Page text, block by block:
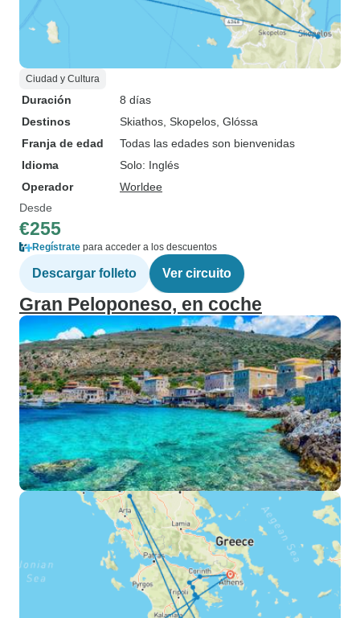
Ciudad y Cultura
Duración
8 días
Destinos
Skiathos , Skopelos , Glóssa
Franja de edad
Todas las edades son bienvenidas
Idioma
Solo: Inglés
Operador
Worldee
Desde
€255
Regístrate para acceder a los descuentos
Descargar folleto Ver circuito
Gran Peloponeso, en coche